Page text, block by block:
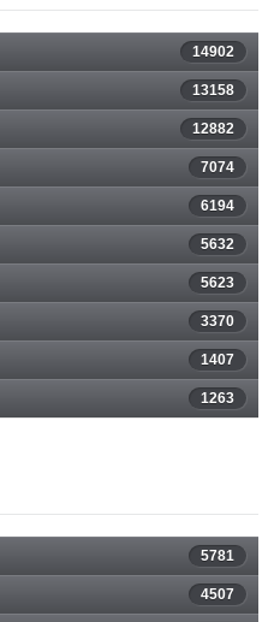
14902
13158
12882
7074
6194
5632
5623
3370
1407
1263
5781
4507